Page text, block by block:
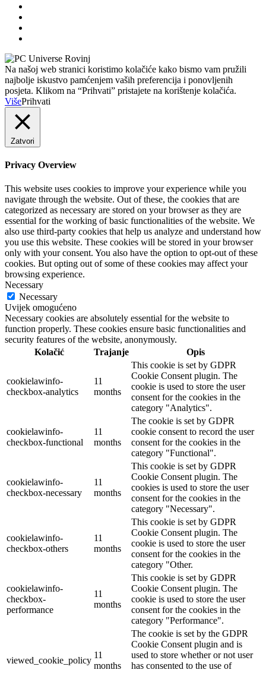
Na našoj web stranici koristimo kolačiće kako bismo vam pružili
najbolje iskustvo pamćenjem vaših preferencija i ponovljenih
posjeta. Klikom na “Prihvati” pristajete na korištenje kolačića.
VišePrihvati
Zatvori
Privacy Overview
This website uses cookies to improve your experience while you
navigate through the website. Out of these, the cookies that are
categorized as necessary are stored on your browser as they are
essential for the working of basic functionalities of the website. We
also use third-party cookies that help us analyze and understand how
you use this website. These cookies will be stored in your browser
only with your consent. You also have the option to opt-out of these
cookies. But opting out of some of these cookies may affect your
browsing experience.
Necessary
Necessary
Uvijek omogućeno
Necessary cookies are absolutely essential for the website to
function properly. These cookies ensure basic functionalities and
security features of the website, anonymously.
Kolačić
Trajanje Opis
cookielawinfo-
checkbox-analytics
11
months
This cookie is set by GDPR
Cookie Consent plugin. The
cookie is used to store the user
consent for the cookies in the
category "Analytics".
cookielawinfo-
checkbox-functional
11
months
The cookie is set by GDPR
cookie consent to record the user
consent for the cookies in the
category "Functional".
cookielawinfo-
checkbox-necessary
11
months
This cookie is set by GDPR
Cookie Consent plugin. The
cookies is used to store the user
consent for the cookies in the
category "Necessary".
cookielawinfo-
checkbox-others
11
months
This cookie is set by GDPR
Cookie Consent plugin. The
cookie is used to store the user
consent for the cookies in the
category "Other.
cookielawinfo-
checkbox-
performance
11
months
This cookie is set by GDPR
Cookie Consent plugin. The
cookie is used to store the user
consent for the cookies in the
category "Performance".
viewed_cookie_policy
11
months
The cookie is set by the GDPR
Cookie Consent plugin and is
used to store whether or not user
has consented to the use of